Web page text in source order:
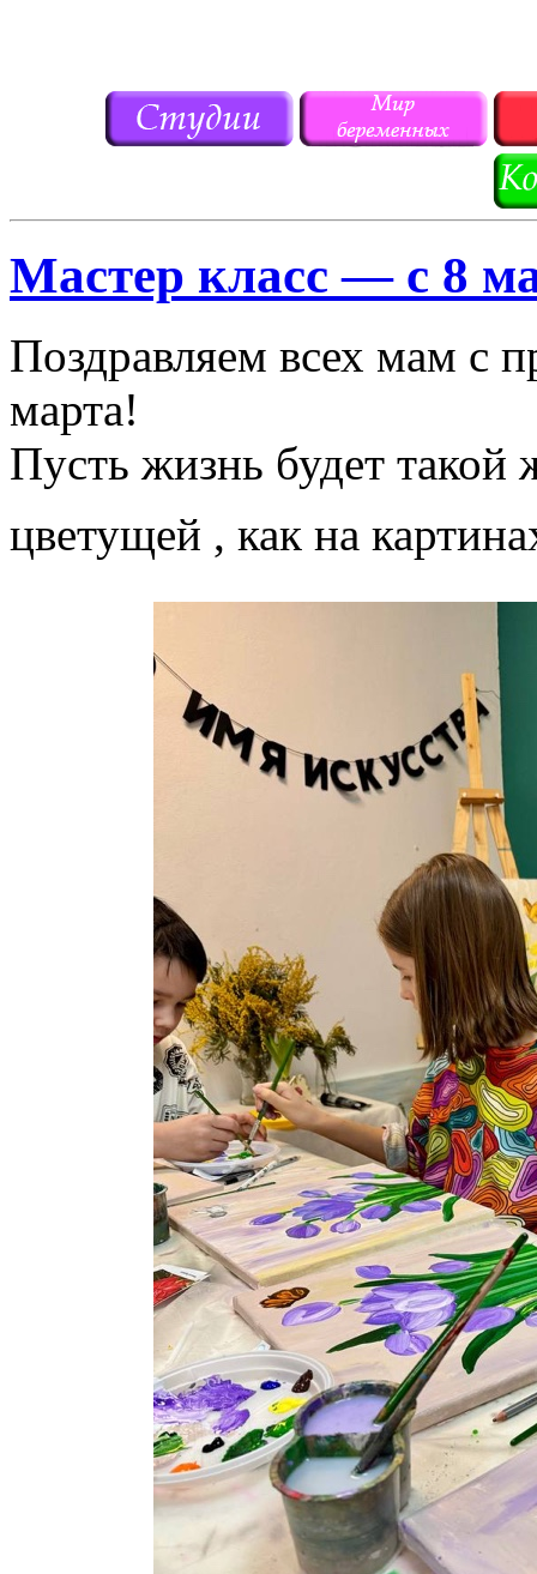
Мастер класс — с 8
Поздравляем всех мам с
марта!
Пусть жизнь будет такой
цветущей , как на